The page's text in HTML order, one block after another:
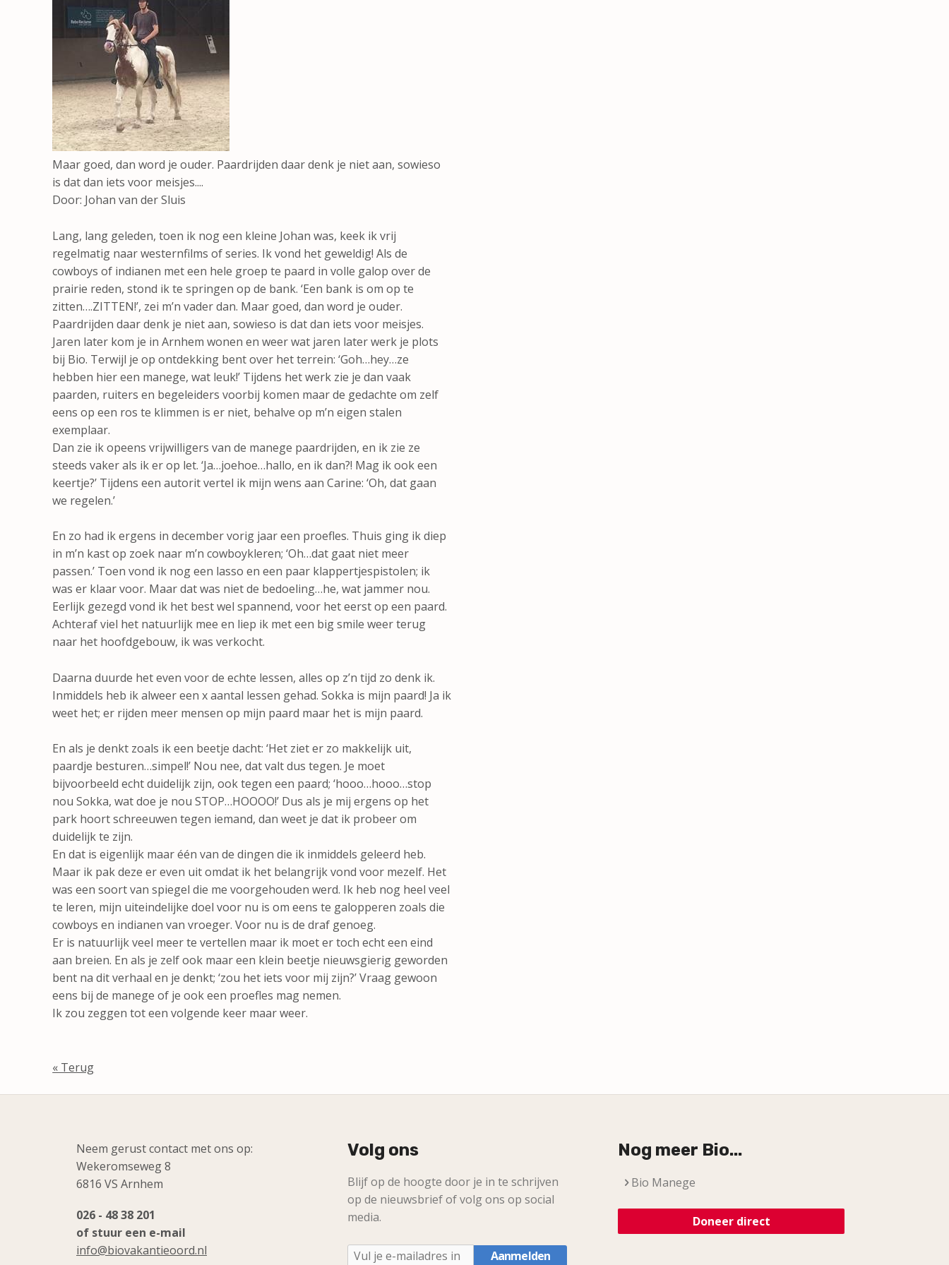
Maar goed, dan word je ouder. Paardrijden daar denk je niet aan, sowieso
is dat dan iets voor meisjes....
Door: Johan van der Sluis
Lang, lang geleden, toen ik nog een kleine Johan was, keek ik vrij
regelmatig naar westernfilms of series. Ik vond het geweldig! Als de
cowboys of indianen met een hele groep te paard in volle galop over de
prairie reden, stond ik te springen op de bank. ‘Een bank is om op te
zitten….ZITTEN!’, zei m’n vader dan. Maar goed, dan word je ouder.
Paardrijden daar denk je niet aan, sowieso is dat dan iets voor meisjes.
Jaren later kom je in Arnhem wonen en weer wat jaren later werk je plots
bij Bio. Terwijl je op ontdekking bent over het terrein: ‘Goh…hey…ze
hebben hier een manege, wat leuk!’ Tijdens het werk zie je dan vaak
paarden, ruiters en begeleiders voorbij komen maar de gedachte om zelf
eens op een ros te klimmen is er niet, behalve op m’n eigen stalen
exemplaar.
Dan zie ik opeens vrijwilligers van de manege paardrijden, en ik zie ze
steeds vaker als ik er op let. ‘Ja…joehoe…hallo, en ik dan?! Mag ik ook een
keertje?’ Tijdens een autorit vertel ik mijn wens aan Carine: ‘Oh, dat gaan
we regelen.’
En zo had ik ergens in december vorig jaar een proefles. Thuis ging ik diep
in m’n kast op zoek naar m’n cowboykleren; ‘Oh…dat gaat niet meer
passen.’ Toen vond ik nog een lasso en een paar klappertjespistolen; ik
was er klaar voor. Maar dat was niet de bedoeling…he, wat jammer nou.
Eerlijk gezegd vond ik het best wel spannend, voor het eerst op een paard.
Achteraf viel het natuurlijk mee en liep ik met een big smile weer terug
naar het hoofdgebouw, ik was verkocht.
Daarna duurde het even voor de echte lessen, alles op z’n tijd zo denk ik.
Inmiddels heb ik alweer een x aantal lessen gehad. Sokka is mijn paard! Ja ik
weet het; er rijden meer mensen op mijn paard maar het is mijn paard.
En als je denkt zoals ik een beetje dacht: ‘Het ziet er zo makkelijk uit,
paardje besturen…simpel!’ Nou nee, dat valt dus tegen. Je moet
bijvoorbeeld echt duidelijk zijn, ook tegen een paard; ‘hooo…hooo…stop
nou Sokka, wat doe je nou STOP…HOOOO!’ Dus als je mij ergens op het
park hoort schreeuwen tegen iemand, dan weet je dat ik probeer om
duidelijk te zijn.
En dat is eigenlijk maar één van de dingen die ik inmiddels geleerd heb.
Maar ik pak deze er even uit omdat ik het belangrijk vond voor mezelf. Het
was een soort van spiegel die me voorgehouden werd. Ik heb nog heel veel
te leren, mijn uiteindelijke doel voor nu is om eens te galopperen zoals die
cowboys en indianen van vroeger. Voor nu is de draf genoeg.
Er is natuurlijk veel meer te vertellen maar ik moet er toch echt een eind
aan breien. En als je zelf ook maar een klein beetje nieuwsgierig geworden
bent na dit verhaal en je denkt; ‘zou het iets voor mij zijn?’ Vraag gewoon
eens bij de manege of je ook een proefles mag nemen.
Ik zou zeggen tot een volgende keer maar weer.
« Terug
Neem gerust contact met ons op:
Wekeromseweg 8
6816 VS Arnhem
026 - 48 38 201
of stuur een e-mail
info@biovakantieoord.nl
Volg ons
Blijf op de hoogte door je in te schrijven
op de nieuwsbrief of volg ons op social
media.
Aanmelden
Nog meer Bio...
Bio Manege
Doneer direct